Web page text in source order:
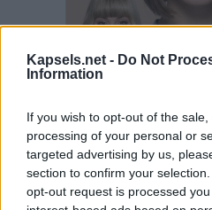
Kapsels.net - Do Not
Information
If you wish to opt-out of the
processing of your personal or
targeted advertising by us,
section to confirm your
opt-out request is processed